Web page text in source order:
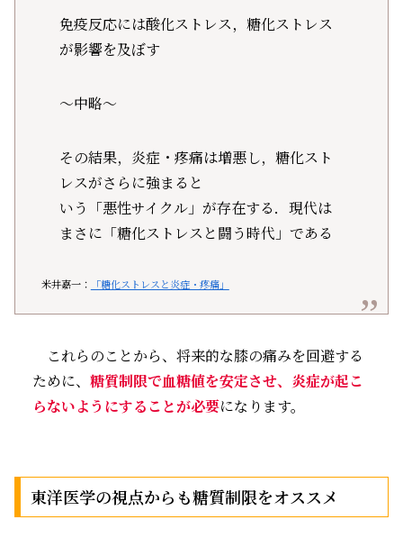
免疫反応には酸化ストレス，糖化ストレス
が影響を及ぼす
～中略～
その結果，炎症・疼痛は増悪し，糖化スト
レスがさらに強まると
いう「悪性サイクル」が存在する．現代は
まさに「糖化ストレスと闘う時代」である
米井嘉一： 「糖化ストレスと炎症・疼痛」
これらのことから、将来的な膝の痛みを回避する
ために、 糖質制限で血糖値を安定させ、炎症が起こ
らないようにすることが必要になります。
東洋医学の視点からも糖質制限をオススメ